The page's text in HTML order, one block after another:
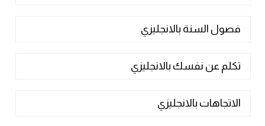
فصول السنة بالانجليزي
تكلم عن نفسك بالانجليزي
الاتجاهات بالانجليزي